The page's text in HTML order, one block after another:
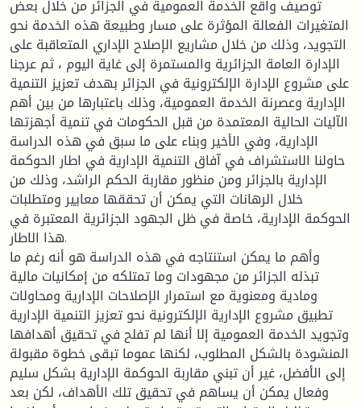
توصيف واقع الخدمة العمومية في الجزائر من خلال بعض
المتغيرات الفعالة المؤثرة على مسار وطبيعة هذه الخدمة نحو
التجويد، وذلك من خلال مشاريع الإصلاح الإداري المتعاقبة على
الإدارة العامة الجزائرية والمستمرة إلى غاية اليوم ، ثم عرجنا
على مشروع الإدارة الإلكترونية في الجزائر بهدف تعزيز التنمية
الإدارية وعصرنة الخدمة العمومية، وذلك باعتبارها من بين أهم
الآليات الحالية المعتمدة من قبل الحكومات في تنمية أجهزتها
الإدارية، وفي الأخير وبناء على ما سبق في هذه الدراسة
حاولنا الاستشراف في آفاق التنمية الإدارية في اطار الحوكمة
الإدارية بالجزائر ومن منظور مقاربة الحكم الراشد، وذلك من
خلال الرهانات التي يمكن أن تحققها معايير ومتطلبات
الحوكمة الإدارية، خاصة في ظل الجهود الجزائرية المعتبرة في
هذا الاطار.
وأهم ما يمكن استنتاجه في هذه الدراسة هو أنه رغم ما
تبذله الجزائر من مجهودات وما تمتلكه من إمكانيات مالية
ومادية ومعنوية مع استمرار الإصلاحات الإدارية ومحاولات
تطبيق مشروع الإدارية الإلكترونية نحو تعزيز التنمية الإدارية
وتجويد الخدمة العمومية إلا أنها لم تفلح في تحقيق أهدافها
المنشودة بالشكل المطلوب، لكنها عموما تبقى خطوة مقبولة
إلى الأفضل، غير أن تبني مقاربة الحوكمة الإدارية بشكل سليم
وفعال يمكن أن يساهم في تحقيق تلك الأهداف، لكن بعد